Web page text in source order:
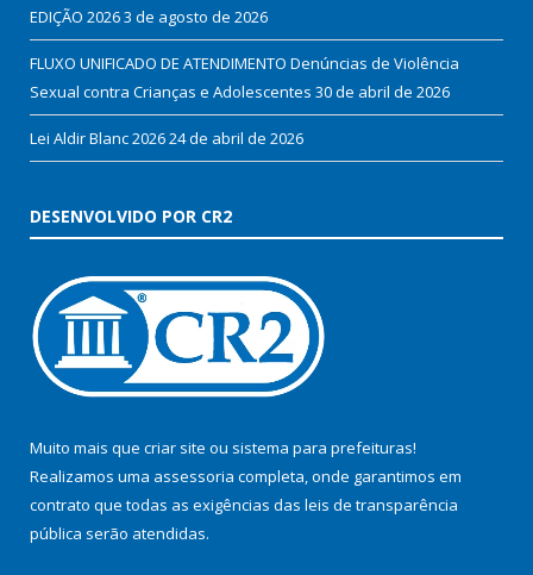
EDIÇÃO 20263 de agosto de 2026
FLUXO UNIFICADO DE ATENDIMENTO Denúncias de Violência
Sexual contra Crianças e Adolescentes 30 de abril de 2026
Lei Aldir Blanc 202624 de abril de 2026
DESENVOLVIDO POR CR2
Muito mais que criar site ou sistema para prefeituras!
Realizamos uma assessoria completa, onde garantimos em
contrato que todas as exigências das leis de transparência
pública serão atendidas.